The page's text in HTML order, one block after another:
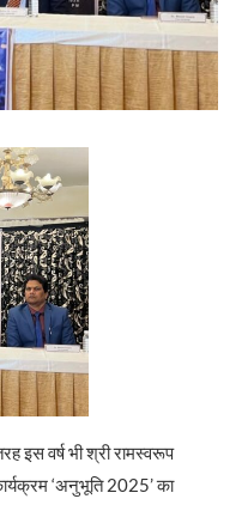
इस वर्ष भी श्री रामस्वरूप
‘अनुभूति 2025’ का